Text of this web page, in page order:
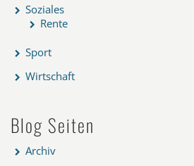
Soziales
Rente
Sport
Wirtschaft
Blog Seiten
Archiv